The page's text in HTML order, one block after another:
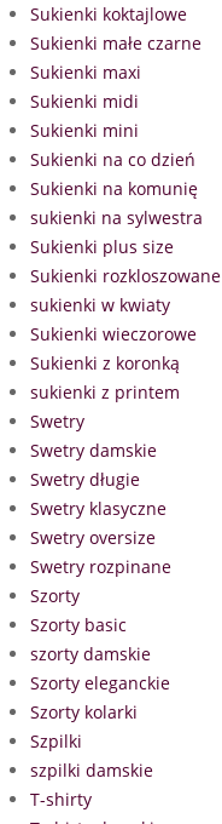
Sukienki koktajlowe
Sukienki małe czarne
Sukienki maxi
Sukienki midi
Sukienki mini
Sukienki na co dzień
Sukienki na komunię
sukienki na sylwestra
Sukienki plus size
Sukienki rozkloszowane
sukienki w kwiaty
Sukienki wieczorowe
Sukienki z koronką
sukienki z printem
Swetry
Swetry damskie
Swetry długie
Swetry klasyczne
Swetry oversize
Swetry rozpinane
Szorty
Szorty basic
szorty damskie
Szorty eleganckie
Szorty kolarki
Szpilki
szpilki damskie
T-shirty